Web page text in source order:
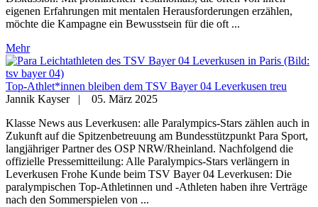
eigenen Erfahrungen mit mentalen Herausforderungen erzählen,
möchte die Kampagne ein Bewusstsein für die oft ...
Mehr
Top-Athlet*innen bleiben dem TSV Bayer 04 Leverkusen treu
Jannik Kayser| 05. März 2025
Klasse News aus Leverkusen: alle Paralympics-Stars zählen auch in
Zukunft auf die Spitzenbetreuung am Bundesstützpunkt Para Sport,
langjähriger Partner des OSP NRW/Rheinland. Nachfolgend die
offizielle Pressemitteilung: Alle Paralympics-Stars verlängern in
Leverkusen Frohe Kunde beim TSV Bayer 04 Leverkusen: Die
paralympischen Top-Athletinnen und -Athleten haben ihre Verträge
nach den Sommerspielen von ...